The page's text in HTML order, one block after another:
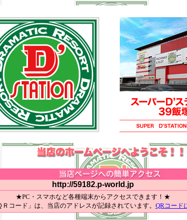
http://59182.p-world.jp
★PC・スマホなど各種端末からアクセスできます！★
Ｒコード」は、当店のアドレスが記録されています。 QRコード